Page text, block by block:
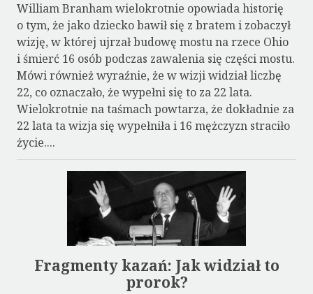
William Branham wielokrotnie opowiada historię
o tym, że jako dziecko bawił się z bratem i zobaczył
wizję, w której ujrzał budowę mostu na rzece Ohio
i śmierć 16 osób podczas zawalenia się części mostu.
Mówi również wyraźnie, że w wizji widział liczbę
22, co oznaczało, że wypełni się to za 22 lata.
Wielokrotnie na taśmach powtarza, że dokładnie za
22 lata ta wizja się wypełniła i 16 mężczyzn straciło
życie....
Fragmenty kazań: Jak widział to
prorok?